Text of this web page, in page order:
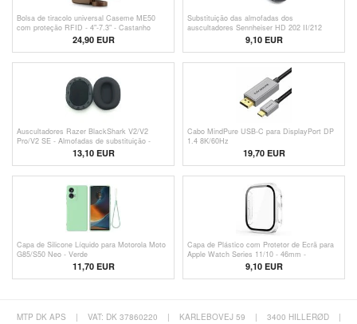
Bolsa de tiracolo universal Caseme ME50
com proteção RFID - 4"-7.3" - Castanho
24,90 EUR
Substituição das almofadas dos
auscultadores Sennheiser HD 202 II/212
9,10 EUR
Auscultadores Razer BlackShark V2/V2
Pro/V2 SE - Almofadas de substituição -
13,10 EUR
Cabo MindPure USB-C para DisplayPort DP
1.4 8K/60Hz
19,70 EUR
Capa de Silicone Líquido para Motorola Moto
G85/S50 Neo - Verde
11,70 EUR
Capa de Plástico com Protetor de Ecrã para
Apple Watch Series 11/10 - 46mm -
9,10 EUR
MTP DK APS | VAT: DK 37860220 | KARLEBOVEJ 59 | 3400 HILLERØD
|